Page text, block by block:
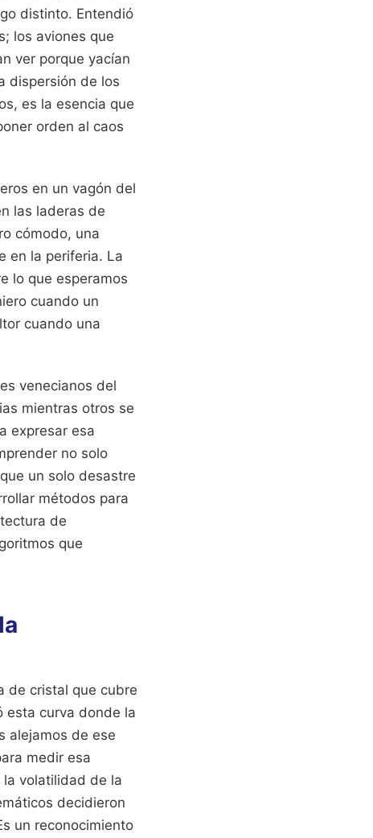
distinto. Entendió
los aviones que
ver porque yacían
dispersión de los
es la esencia que
orden al caos
en un vagón del
las laderas de
cómodo, una
en la periferia. La
lo que esperamos
cuando un
cuando una
venecianos del
mientras otros se
expresar esa
no solo
un solo desastre
métodos para
de
que
de cristal que cubre
esta curva donde la
alejamos de ese
medir esa
volatilidad de la
decidieron
un reconocimiento